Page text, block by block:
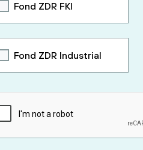
Fond ZDR FKI
Fond ZDR Industrial